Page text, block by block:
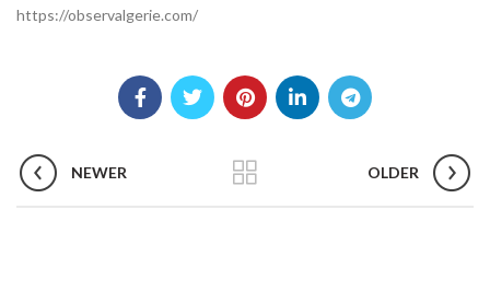
https://observalgerie.com/
NEWER OLDER